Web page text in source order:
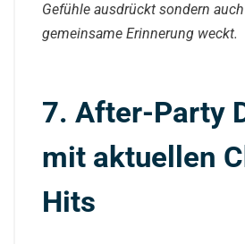
Gefühle ausdrückt sondern
gemeinsame Erinnerung weckt.
7. After-Party
mit aktuellen
Hits